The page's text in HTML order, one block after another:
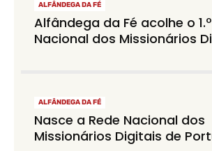
ALFÂNDEGA DA FÉ
Alfândega da Fé acolhe o
Nacional dos Missionários
ALFÂNDEGA DA FÉ
Nasce a Rede Nacional dos
Missionários Digitais de